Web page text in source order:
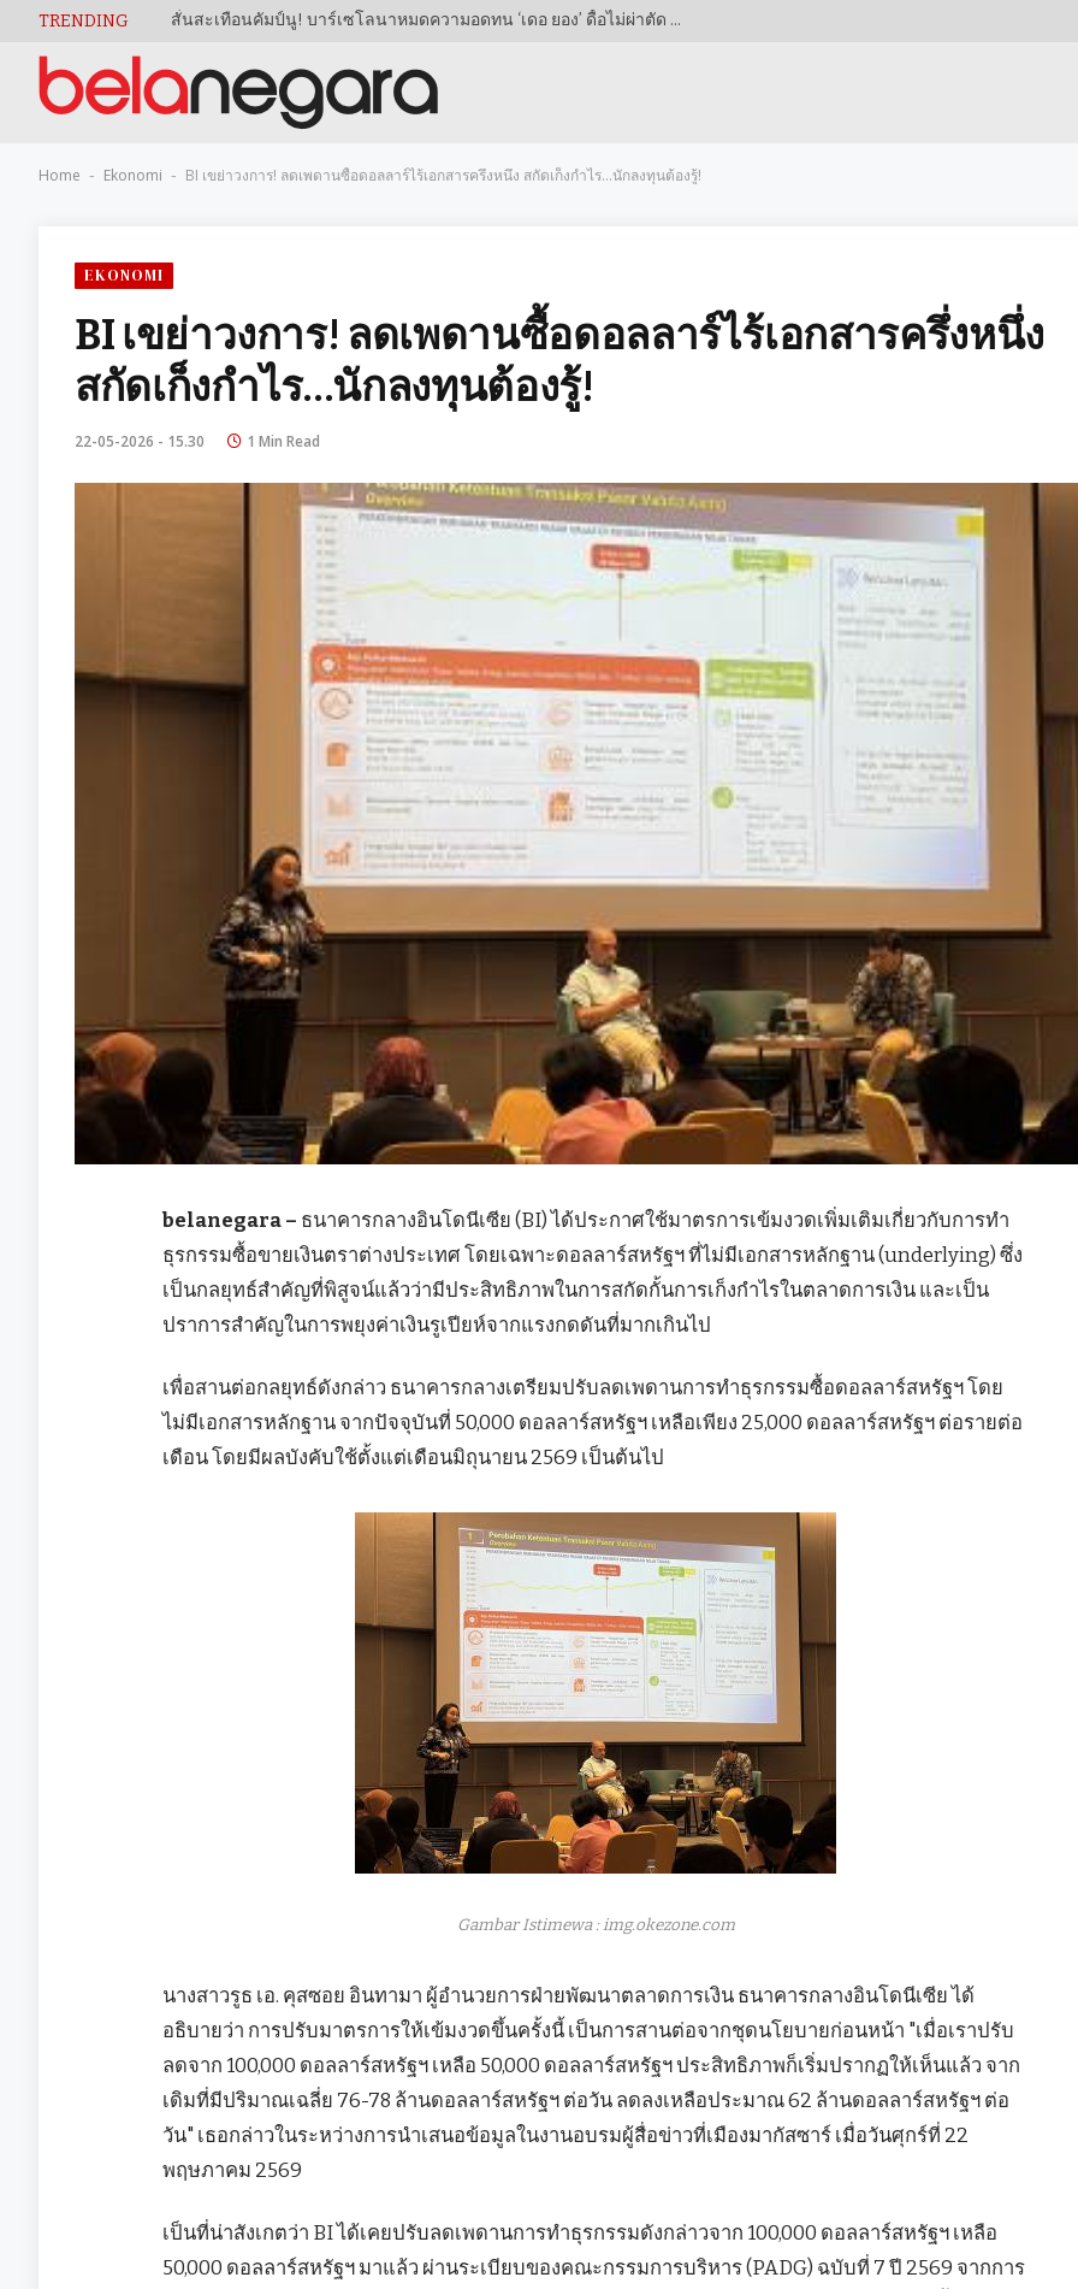
TRENDING สั่นสะเทือนคัมป์นู! บาร์เซโลนาหมดความอดทน ‘เดอ ยอง’ ดื้อไม่ผ่าตัด ทำ ‘ฟลิค’ ปวดหัวหนัก วางแผนทีมวุ่น
Home - Ekonomi - BI เขย่าวงการ! ลดเพดานซื้อดอลลาร์ไร้เอกสารครึ่งหนึ่ง สกัดเก็งกำไร…นักลงทุนต้องรู้!
EKONOMI
BI เขย่าวงการ! ลดเพดานซื้อดอลลาร์ไร้เอกสารครึ่งหนึ่ง
สกัดเก็งกำไร…นักลงทุนต้องรู้!
22-05-2026 - 15.30 1 Min Read
belanegara – ธนาคารกลางอินโดนีเซีย (BI) ได้ประกาศใช้มาตรการเข้มงวดเพิ่มเติมเกี่ยวกับการทำ
ธุรกรรมซื้อขายเงินตราต่างประเทศ โดยเฉพาะดอลลาร์สหรัฐฯ ที่ไม่มีเอกสารหลักฐาน (underlying) ซึ่ง
เป็นกลยุทธ์สำคัญที่พิสูจน์แล้วว่ามีประสิทธิภาพในการสกัดกั้นการเก็งกำไรในตลาดการเงิน และเป็น
ปราการสำคัญในการพยุงค่าเงินรูเปียห์จากแรงกดดันที่มากเกินไป
เพื่อสานต่อกลยุทธ์ดังกล่าว ธนาคารกลางเตรียมปรับลดเพดานการทำธุรกรรมซื้อดอลลาร์สหรัฐฯ โดย
ไม่มีเอกสารหลักฐาน จากปัจจุบันที่ 50,000 ดอลลาร์สหรัฐฯ เหลือเพียง 25,000 ดอลลาร์สหรัฐฯ ต่อรายต่อ
เดือน โดยมีผลบังคับใช้ตั้งแต่เดือนมิถุนายน 2569 เป็นต้นไป
Gambar Istimewa : img.okezone.com
นางสาวรูธ เอ. คุสซอย อินทามา ผู้อำนวยการฝ่ายพัฒนาตลาดการเงิน ธนาคารกลางอินโดนีเซีย ได้
อธิบายว่า การปรับมาตรการให้เข้มงวดขึ้นครั้งนี้ เป็นการสานต่อจากชุดนโยบายก่อนหน้า "เมื่อเราปรับ
ลดจาก 100,000 ดอลลาร์สหรัฐฯ เหลือ 50,000 ดอลลาร์สหรัฐฯ ประสิทธิภาพก็เริ่มปรากฏให้เห็นแล้ว จาก
เดิมที่มีปริมาณเฉลี่ย 76-78 ล้านดอลลาร์สหรัฐฯ ต่อวัน ลดลงเหลือประมาณ 62 ล้านดอลลาร์สหรัฐฯ ต่อ
วัน" เธอกล่าวในระหว่างการนำเสนอข้อมูลในงานอบรมผู้สื่อข่าวที่เมืองมากัสซาร์ เมื่อวันศุกร์ที่ 22
พฤษภาคม 2569
เป็นที่น่าสังเกตว่า BI ได้เคยปรับลดเพดานการทำธุรกรรมดังกล่าวจาก 100,000 ดอลลาร์สหรัฐฯ เหลือ
50,000 ดอลลาร์สหรัฐฯ มาแล้ว ผ่านระเบียบของคณะกรรมการบริหาร (PADG) ฉบับที่ 7 ปี 2569 จากการ